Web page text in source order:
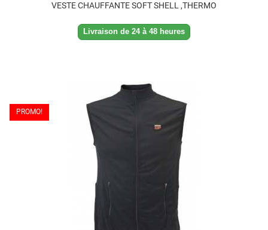
VESTE CHAUFFANTE SOFT SHELL ,THERMO
Livraison de 24 à 48 heures
PROMO!